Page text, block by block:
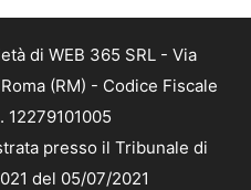
di WEB 365 SRL - Via
(RM) - Codice Fiscale
12279101005
presso il Tribunale di
del 05/07/2021